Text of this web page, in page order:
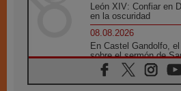
León XIV: Confiar en
en la oscuridad
08.08.2026
En Castel Gandolfo,
sobre el sermón de
08.08.2026
En Colombia, «la paz